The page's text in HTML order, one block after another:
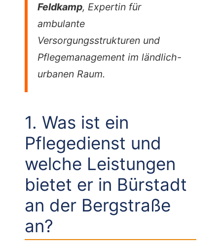
Feldkamp, Expertin für
ambulante
Versorgungsstrukturen und
Pflegemanagement im ländlich-
urbanen Raum.
1. Was ist ein
Pflegedienst und
welche Leistungen
bietet er in Bürstadt
an der Bergstraße
an?